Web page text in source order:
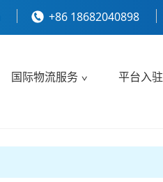
+86 18682040898
国际物流服务 平台入驻